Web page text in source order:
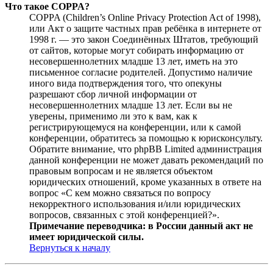
Что такое COPPA?
COPPA (Children’s Online Privacy Protection Act of 1998),
или Акт о защите частных прав ребёнка в интернете от
1998 г. — это закон Соединённых Штатов, требующий
от сайтов, которые могут собирать информацию от
несовершеннолетних младше 13 лет, иметь на это
письменное согласие родителей. Допустимо наличие
иного вида подтверждения того, что опекуны
разрешают сбор личной информации от
несовершеннолетних младше 13 лет. Если вы не
уверены, применимо ли это к вам, как к
регистрирующемуся на конференции, или к самой
конференции, обратитесь за помощью к юрисконсульту.
Обратите внимание, что phpBB Limited администрация
данной конференции не может давать рекомендаций по
правовым вопросам и не является объектом
юридических отношений, кроме указанных в ответе на
вопрос «С кем можно связаться по вопросу
некорректного использования и/или юридических
вопросов, связанных с этой конференцией?».
Примечание переводчика: в России данный акт не
имеет юридической силы.
Вернуться к началу